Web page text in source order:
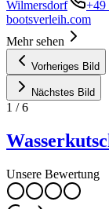
Wilmersdorf
+49
bootsverleih.com
Mehr sehen
Vorheriges Bild
Nächstes Bild
1 /6
Unsere Bewertung